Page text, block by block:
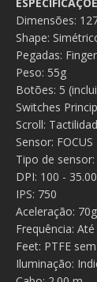
Dimensões:
Shape:
Pegadas:
Peso: 55g
Botões: 5
Switches
Scroll:
Sensor:
Tipo de
DPI: 100 -
IPS: 750
Aceleração: 70g
Frequência:
Feet: PTFE
Iluminação: